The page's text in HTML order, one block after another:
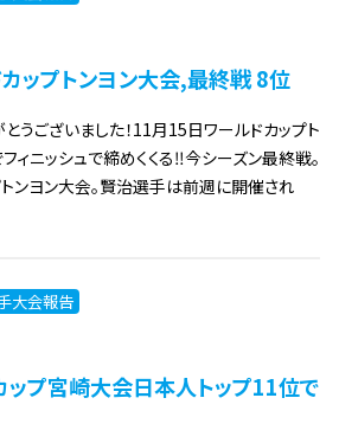
ップトンヨン大会,最終戦 8位
うございました！11月15日ワールドカップト
ィニッシュで締めくくる‼今シーズン最終戦。
ンヨン大会。賢治選手は前週に開催され
大会報告
プ宮崎大会日本人トップ11位で